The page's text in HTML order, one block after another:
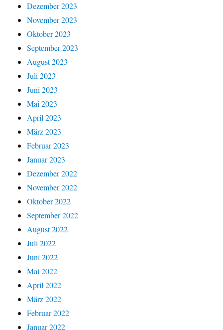
Dezember 2023
November 2023
Oktober 2023
September 2023
August 2023
Juli 2023
Juni 2023
Mai 2023
April 2023
März 2023
Februar 2023
Januar 2023
Dezember 2022
November 2022
Oktober 2022
September 2022
August 2022
Juli 2022
Juni 2022
Mai 2022
April 2022
März 2022
Februar 2022
Januar 2022